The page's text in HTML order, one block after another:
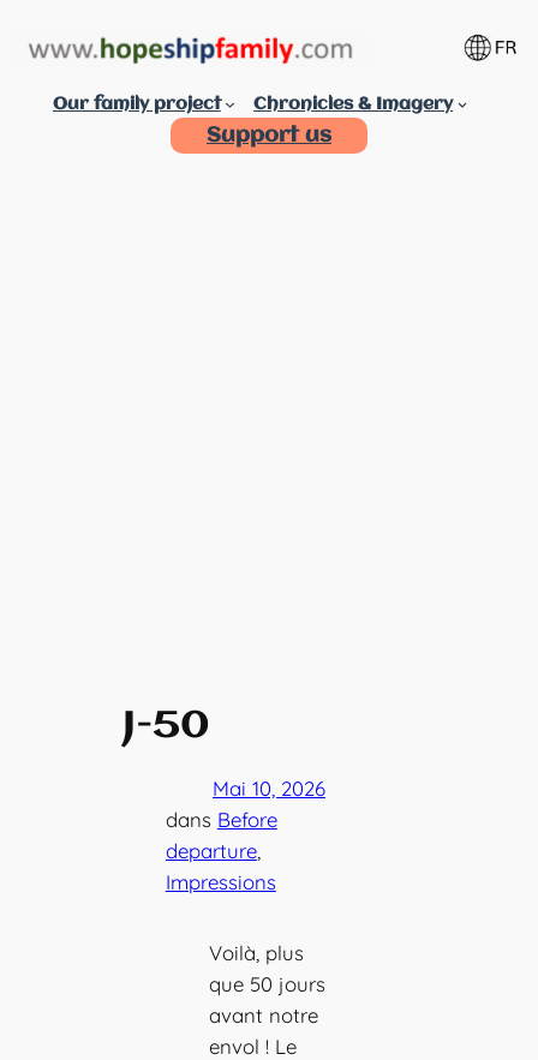
au
Our family project Chronicles & Imagery
Support us
J-50
Mai 10, 2026
dans Before
departure
Impressions
Voilà, plus
que 50 jours
avant notre
envol ! Le